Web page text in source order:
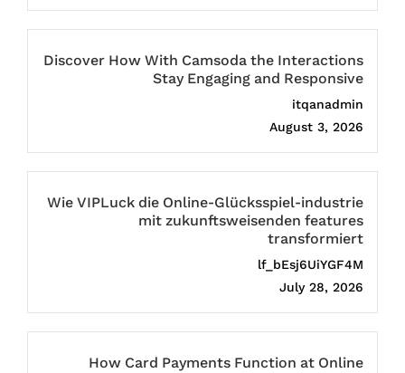
Discover How With Camsoda the Interactions
Stay Engaging and Responsive
itqanadmin
August 3, 2026
Wie VIPLuck die Online-Glücksspiel-industrie
mit zukunftsweisenden features
transformiert
lf_bEsj6UiYGF4M
July 28, 2026
How Card Payments Function at Online